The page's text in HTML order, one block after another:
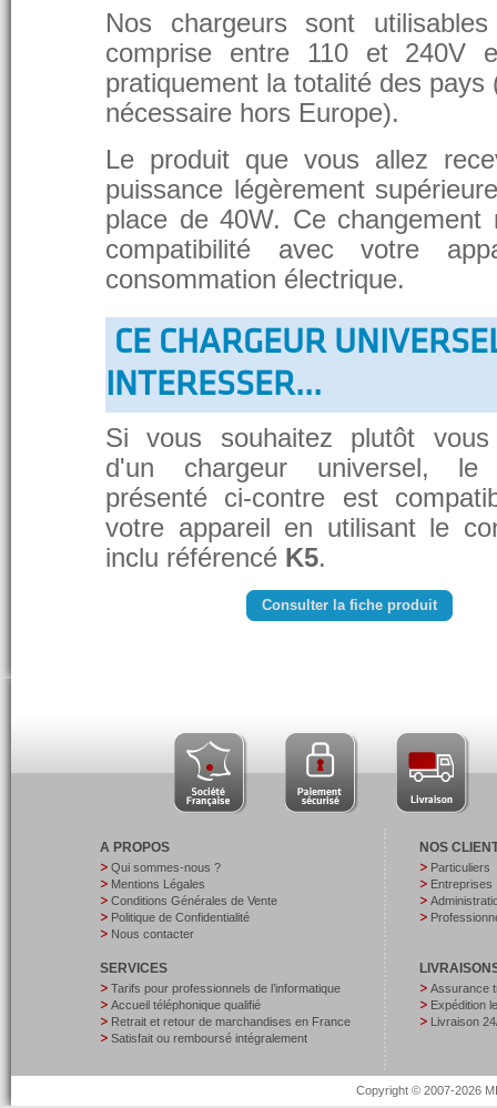
Nos chargeurs sont
comprise entre 110 et 240V
pratiquement la totalité des
nécessaire hors Europe).
Le produit que vous allez
puissance légèrement
place de 40W. Ce
compatibilité avec votre
consommation électrique.
CE CHARGEUR
INTERESSER...
Si vous souhaitez plutôt vous
d'un chargeur universel, le
présenté ci-contre est
votre appareil en utilisant le
inclu référencé K5.
Consulter la fiche produit
A PROPOS
Qui sommes-nous ?
Mentions Légales
Conditions Générales de Vente
Politique de Confidentialité
Nous contacter
SERVICES
Tarifs pour professionnels de l’informatique
Accueil téléphonique qualifié
Retrait et retour de marchandises en France
Satisfait ou remboursé intégralement
NOS
Particuliers
Entreprises
Assurance
Expédition
Livraison
Copyright © 2007-2026